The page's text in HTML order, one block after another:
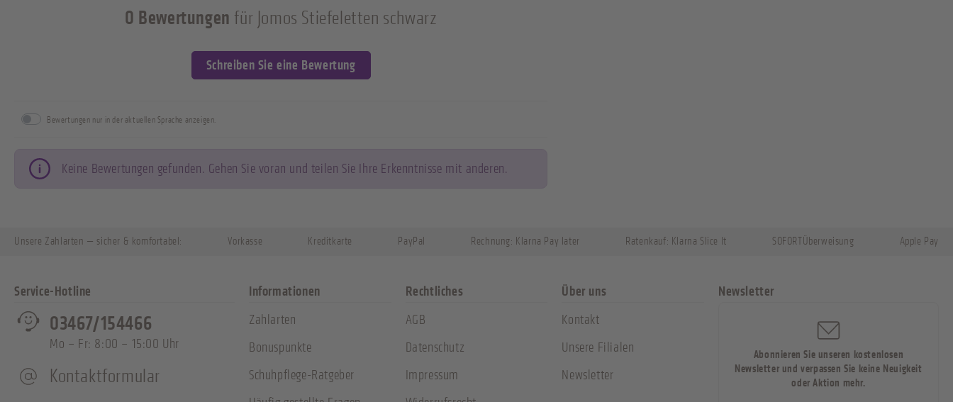
0 Bewertungen für Jomos Stiefeletten schwarz
Schreiben Sie eine Bewertung
Bewertungen nur in der aktuellen Sprache anzeigen.
Keine Bewertungen gefunden. Gehen Sie voran und teilen Sie Ihre Erkenntnisse mit anderen.
Service-Hotline
03467/154466
Mo – Fr: 8:00 – 15:00 Uhr
Kontaktformular
Informationen
Zahlarten
Bonuspunkte
Schuhpflege-Ratgeber
Rechtliches
AGB
Datenschutz
Impressum
Über uns
Kontakt
Unsere Filialen
Newsletter
Newsletter
Abonnieren Sie unseren kostenlosen
Newsletter und verpassen Sie keine Neuigkeit
oder Aktion mehr.
Unsere Zahlarten — sicher & komfortabel: Vorkasse Kreditkarte PayPal Rechnung: Klarna Pay later Ratenkauf: Klarna Slice It SOFORTÜberweisung Apple Pay